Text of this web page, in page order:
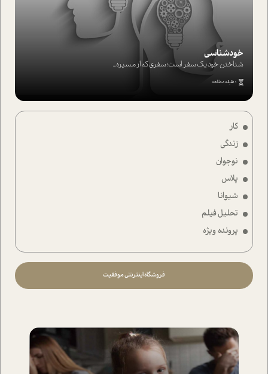
کار
زندگی
نوجوان
پلاس
شیوانا
تحلیل فیلم
پرونده ویژه
فروشگاه اینترنتی موفقیت
خودشناسی
شناختن خود یک سفر است؛ سفری که از مسیره...
1 دقیقه مطالعه